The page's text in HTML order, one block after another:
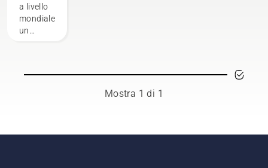
a livello
mondiale
un
rispettabili
Mostra 1 di 1